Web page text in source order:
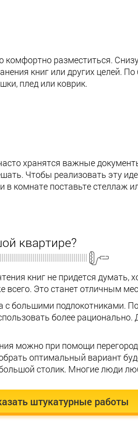
разместиться.
книг или других целей.
плед или коврик.
хранятся важные
Чтобы реализовать эту
комнате поставьте стеллаж
квартире?
книг не придется
Это станет отличным
большими подлокотниками.
более рационально.
можно при помощи
оптимальный вариант
столик. Многие люди
штукатурные работы